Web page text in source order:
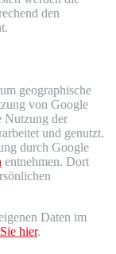
den
geographische
von Google
Nutzung der
und genutzt.
durch Google
entnehmen. Dort
Daten im
hier.